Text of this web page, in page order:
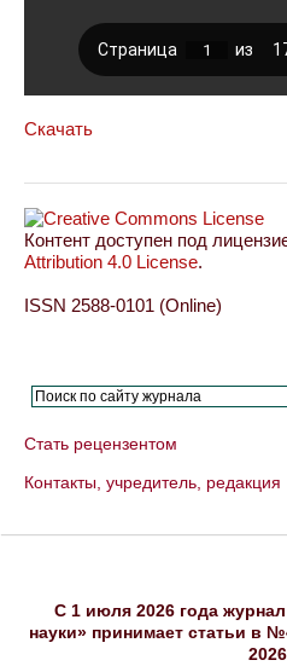
Скачать
Контент доступен под
Attribution 4.0 License.
ISSN 2588-0101 (Online)
Стать рецензентом
Контакты, учредитель, редакция
C 1 июля 2026 года
науки» принимает статьи в